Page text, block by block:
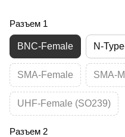
Разъем 1
BNC-Female N-
SMA-Female SMA-
UHF-Female (SO239)
Разъем 2